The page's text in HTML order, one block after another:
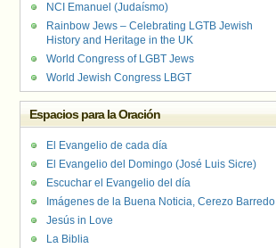
NCI Emanuel (Judaísmo)
Rainbow Jews – Celebrating LGTB Jewish
History and Heritage in the UK
World Congress of LGBT Jews
World Jewish Congress LBGT
Espacios para la Oración
El Evangelio de cada día
El Evangelio del Domingo (José Luis Sicre)
Escuchar el Evangelio del día
Imágenes de la Buena Noticia, Cerezo Barredo
Jesús in Love
La Biblia